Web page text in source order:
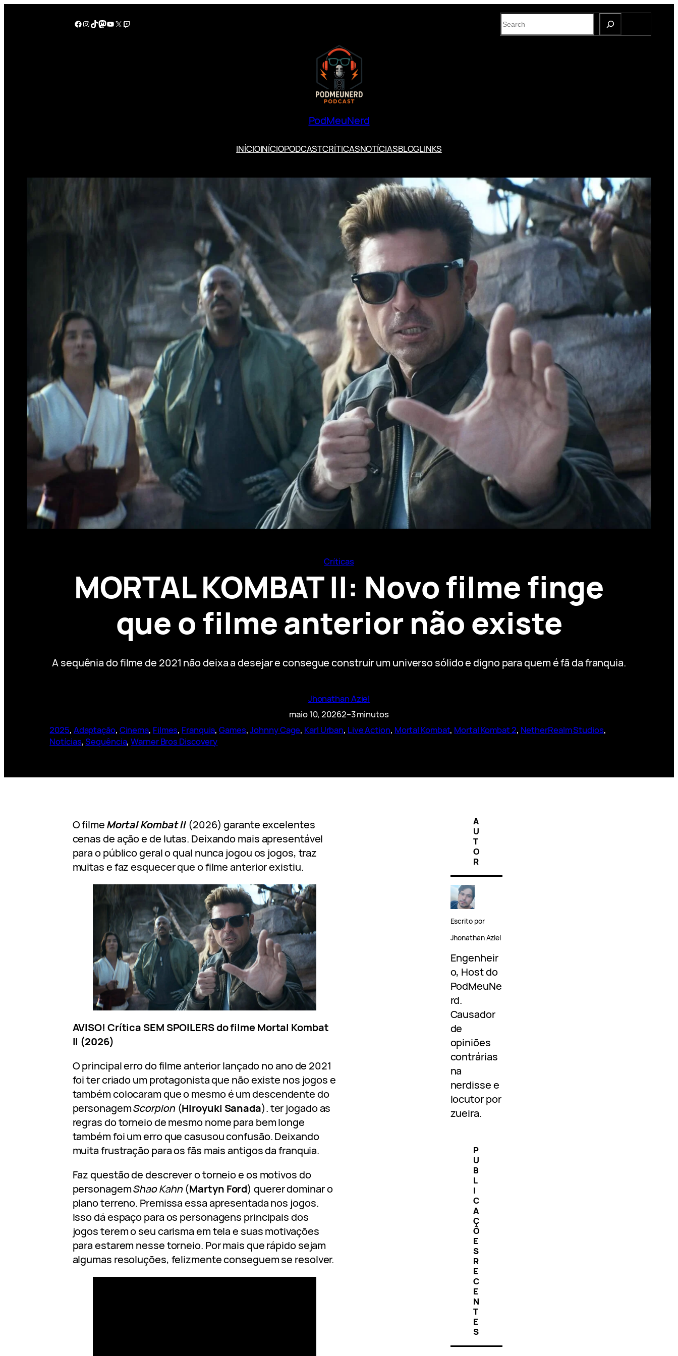
PodMeuNerd
INÍCIOINÍCIOPODCASTCRÍTICASNOTÍCIASBLOGLINKS
Críticas
MORTAL KOMBAT II: Novo filme finge
que o filme anterior não existe
A sequênia do filme de 2021 não deixa a desejar e consegue construir um universo sólido e digno para quem é fã da franquia.
Jhonathan Aziel
maio 10, 20262–3 minutos
2025, Adaptação, Cinema, Filmes, Franquia, Games, Johnny Cage, Karl Urban, Live Action, Mortal Kombat, Mortal Kombat 2, NetherRealm Studios
Notícias, Sequência, Warner Bros Discovery
O filmeMortal Kombat II (2026) garante excelentes
cenas de ação e de lutas. Deixando mais apresentável
para o público geral o qual nunca jogou os jogos, traz
muitas e faz esquecer que o filme anterior existiu.
AVISO! Crítica SEM SPOILERS do filme Mortal Kombat
II (2026)
O principal erro do filme anterior lançado no ano de 2021
foi ter criado um protagonista que não existe nos jogos e
também colocaram que o mesmo é um descendente do
personagemScorpion (Hiroyuki Sanada). ter jogado as
regras do torneio de mesmo nome para bem longe
também foi um erro que casusou confusão. Deixando
muita frustração para os fãs mais antigos da franquia.
Faz questão de descrever o torneio e os motivos do
personagemShao Kahn (Martyn Ford) querer dominar o
plano terreno. Premissa essa apresentada nos jogos.
Isso dá espaço para os personagens principais dos
jogos terem o seu carisma em tela e suas motivações
para estarem nesse torneio. Por mais que rápido sejam
algumas resoluções, felizmente conseguem se resolver.
A
U
T
O
R
Escrito por
Jhonathan Aziel
Engenheir
o, Host do
PodMeuNe
rd.
Causador
de
opiniões
contrárias
na
nerdisse e
locutor por
zueira.
P
U
B
L
I
C
A
Ç
Õ
E
S
R
E
C
E
N
T
E
S